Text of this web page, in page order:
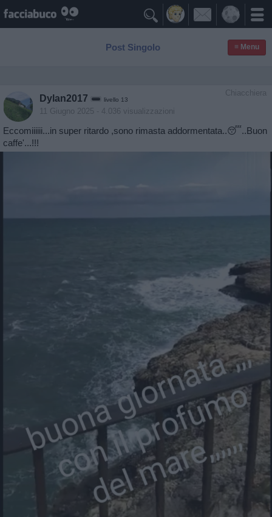

Post Singolo ≡ Menu
Chiacchiera
Dylan2017 livello 13
11 Giugno 2025 - 4.036 visualizzazioni
Eccomiiiiii...in super ritardo ,sono rimasta addormentata..😴..Buon
caffe'...!!!